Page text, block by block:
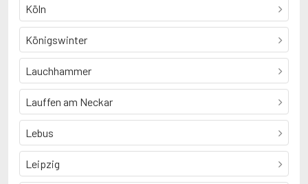
Köln
Königswinter
Lauchhammer
Lauffen am Neckar
Lebus
Leipzig